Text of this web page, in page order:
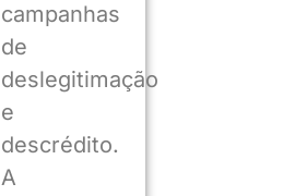
campanhas
de
deslegitimação
e
descrédito.
A